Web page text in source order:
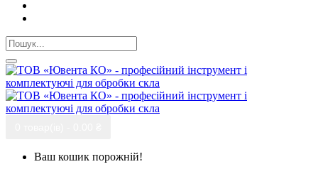
Ваш кошик порожній!